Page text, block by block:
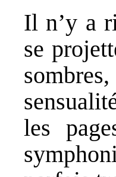
Il n’y a
se
les